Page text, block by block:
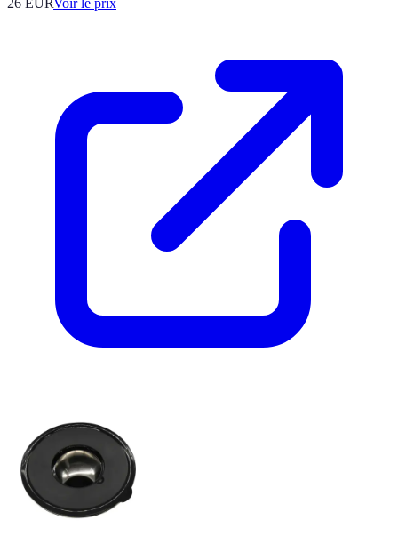
26 EURVoir le prix